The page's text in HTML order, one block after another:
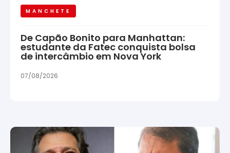
MANCHETE
De Capão Bonito para Manhattan:
estudante da Fatec conquista bolsa
de intercâmbio em Nova York
07/08/2026